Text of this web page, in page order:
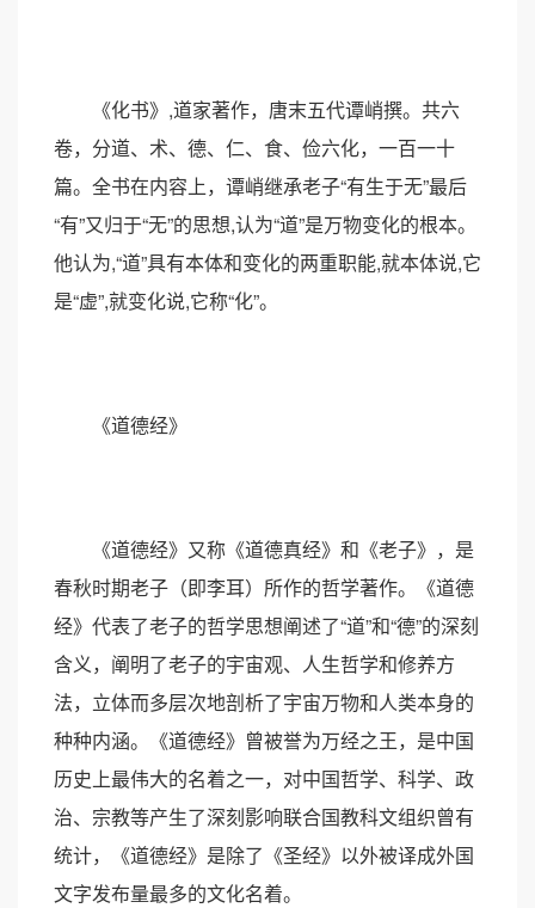
《化书》,道家著作，唐末五代谭峭撰。共六
卷，分道、术、德、仁、食、俭六化，一百一十
篇。全书在内容上，谭峭继承老子“有生于无”最后
“有”又归于“无”的思想,认为“道”是万物变化的根本。
他认为,“道”具有本体和变化的两重职能,就本体说,它
是“虚”,就变化说,它称“化”。
《道德经》
《道德经》又称《道德真经》和《老子》，是
春秋时期老子（即李耳）所作的哲学著作。《道德
经》代表了老子的哲学思想阐述了“道”和“德”的深刻
含义，阐明了老子的宇宙观、人生哲学和修养方
法，立体而多层次地剖析了宇宙万物和人类本身的
种种内涵。《道德经》曾被誉为万经之王，是中国
历史上最伟大的名着之一，对中国哲学、科学、政
治、宗教等产生了深刻影响联合国教科文组织曾有
统计，《道德经》是除了《圣经》以外被译成外国
文字发布量最多的文化名着。